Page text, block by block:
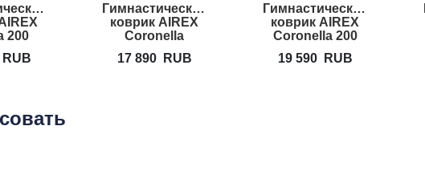
200
RUB
Гимнастический
коврик AIREX
Coronella
17 890
RUB
Гимнастический
коврик AIREX
Coronella 200
19 590
RUB